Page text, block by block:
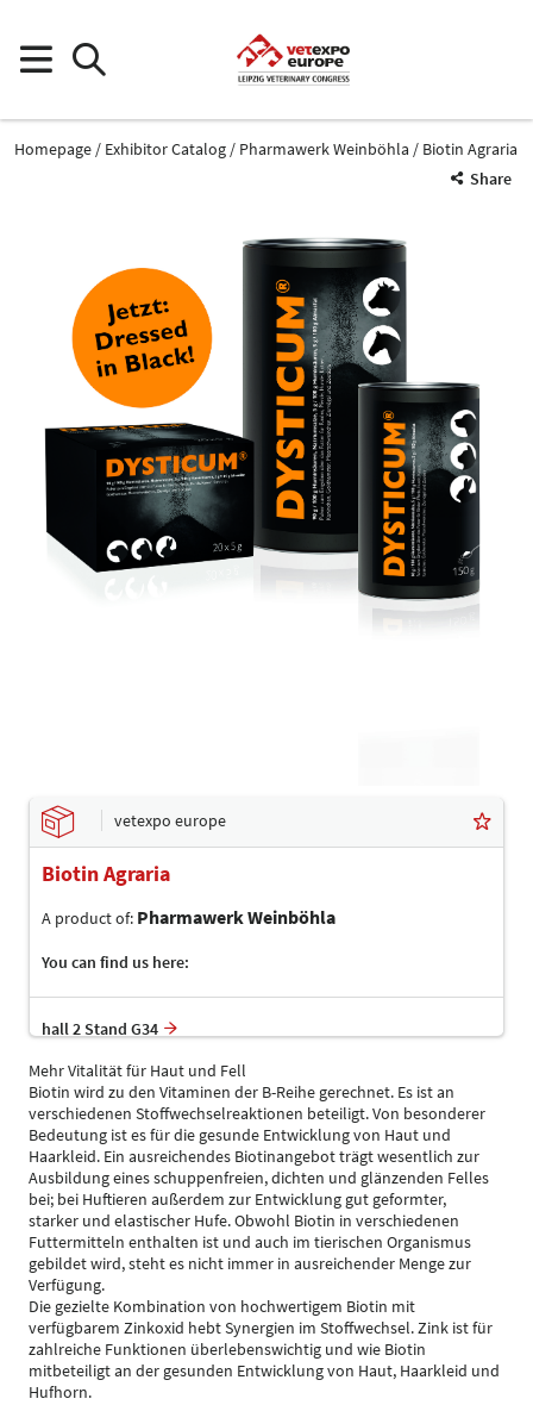
Homepage Exhibitor Catalog Pharmawerk Weinböhla
Biotin Agraria
Share
vetexpo europe
Biotin Agraria
A product of: Pharmawerk Weinböhla
You can find us here:
hall 2 Stand G34
Mehr Vitalität für Haut und Fell
Biotin wird zu den Vitaminen der B-Reihe gerechnet. Es ist an
verschiedenen Stoffwechselreaktionen beteiligt. Von besonderer
Bedeutung ist es für die gesunde Entwicklung von Haut und
Haarkleid. Ein ausreichendes Biotinangebot trägt wesentlich zur
Ausbildung eines schuppenfreien, dichten und glänzenden Felles
bei; bei Huftieren außerdem zur Entwicklung gut geformter,
starker und elastischer Hufe. Obwohl Biotin in verschiedenen
Futtermitteln enthalten ist und auch im tierischen Organismus
gebildet wird, steht es nicht immer in ausreichender Menge zur
Verfügung.
Die gezielte Kombination von hochwertigem Biotin mit
verfügbarem Zinkoxid hebt Synergien im Stoffwechsel. Zink ist für
zahlreiche Funktionen überlebenswichtig und wie Biotin
mitbeteiligt an der gesunden Entwicklung von Haut, Haarkleid und
Hufhorn.